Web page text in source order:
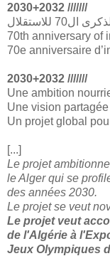
2030+2032 ///////
ال70 للاستقلال
70th anniversary of
70e anniversaire
2030+2032 ///////
Une ambition
Une vision
Un projet global
[...]
Le projet
le Alger qui se
des années 2030.
Le projet se veut
Le projet veut
de l'Algérie à
Jeux Olympiques